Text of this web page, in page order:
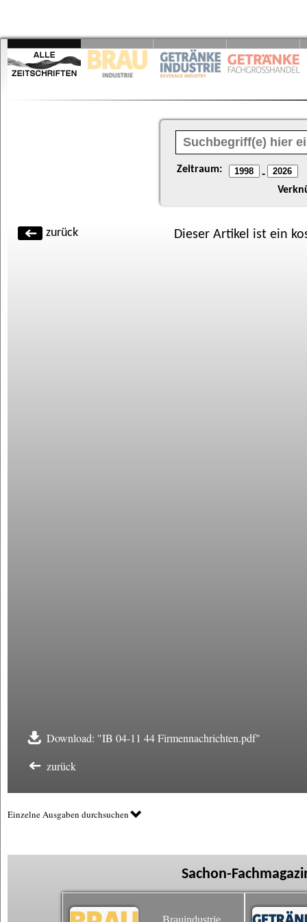
Zeitraum: -
zurück Dieser Artikel ist ein
Download: "IB 04-11 44 Firmennachrichten.pdf"
zurück
Einzelne Ausgaben durchsuchen
Sachon-
Brauindustrie